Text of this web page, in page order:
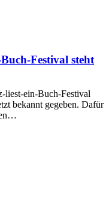
Festival steht
liest-ein-Buch-Festival
bekannt gegeben. Dafür